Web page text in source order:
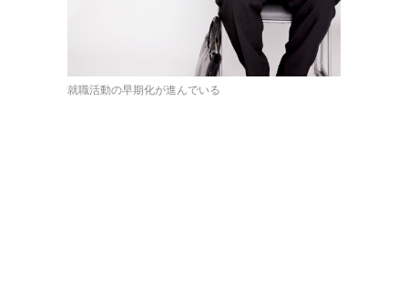
就職活動の早期化が進んでいる